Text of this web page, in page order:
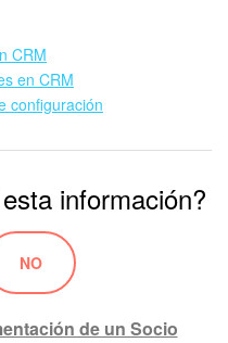
CRM
en CRM
configuración
información?
NO
de un Socio